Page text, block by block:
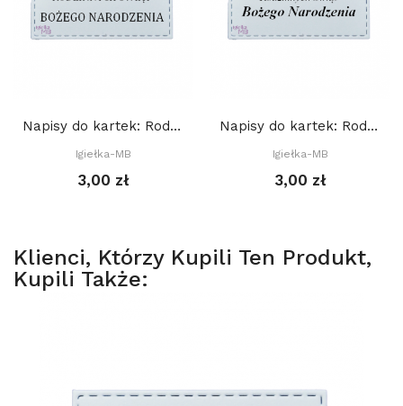
Napisy do kartek: Rodzinnych Świąt Bożego...
Igiełka-MB
3,00 zł
Napisy do kartek: Rodzinnych Świąt Bożego...
Igiełka-MB
3,00 zł
Klienci, Którzy Kupili Ten Produkt,
Kupili Także: